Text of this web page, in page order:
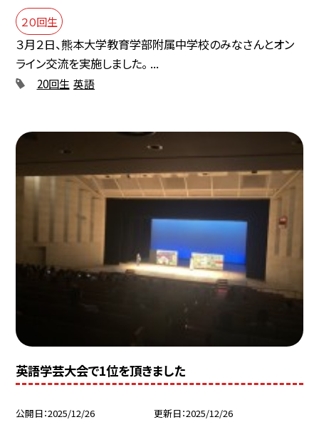
２０回生
３月２日、熊本大学教育学部附属中学校のみなさんとオン
ライン交流を実施しました。 ...
20回生 英語
英語学芸大会で1位を頂きました
公開日 2025/12/26 更新日 2025/12/26